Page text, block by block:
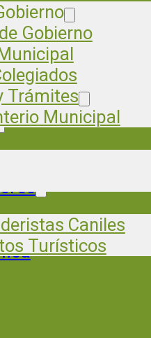
Gobierno
Trámites
Municipal
Caniles
Turísticos